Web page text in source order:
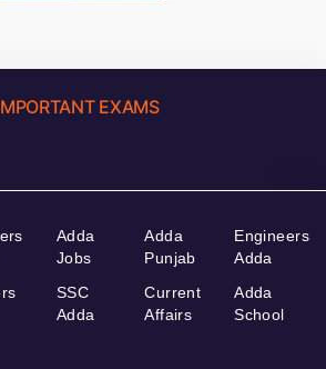
EXAMS
Adda
Jobs
SSC
Adda
Adda
Punjab
Current
Affairs
Engineers
Adda
Adda
School